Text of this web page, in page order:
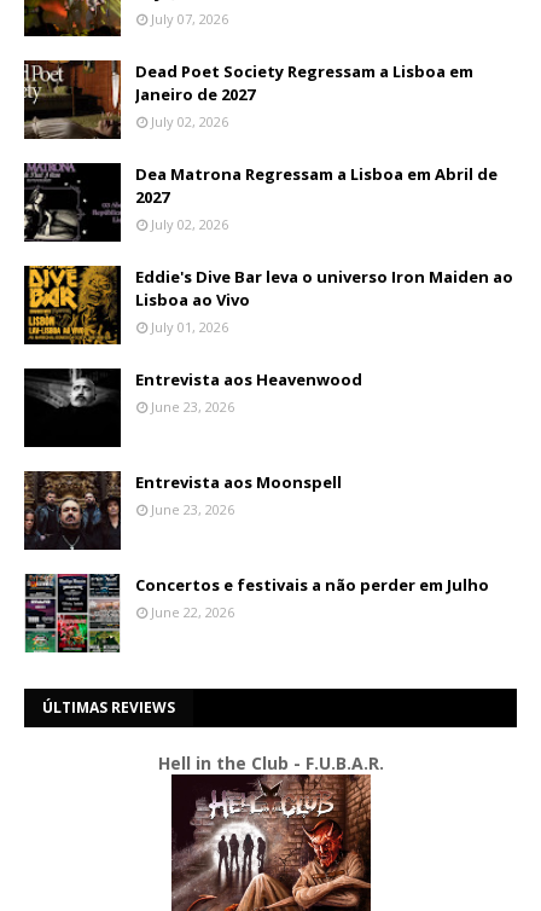
July 07, 2026
Dead Poet Society Regressam a Lisboa em
Janeiro de 2027
July 02, 2026
Dea Matrona Regressam a Lisboa em Abril de
2027
July 02, 2026
Eddie's Dive Bar leva o universo Iron Maiden ao
Lisboa ao Vivo
July 01, 2026
Entrevista aos Heavenwood
June 23, 2026
Entrevista aos Moonspell
June 23, 2026
Concertos e festivais a não perder em Julho
June 22, 2026
ÚLTIMAS REVIEWS
Hell in the Club - F.U.B.A.R.